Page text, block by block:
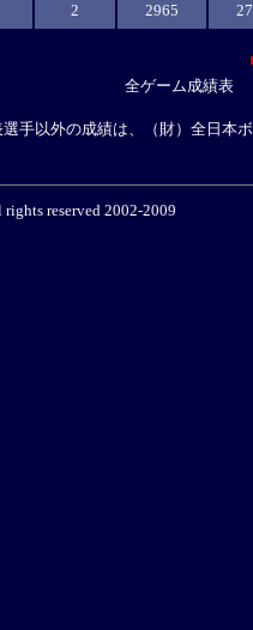
2 2965
全ゲーム成績表
手以外の成績は、 （財）全日本
all rights reserved 2002-